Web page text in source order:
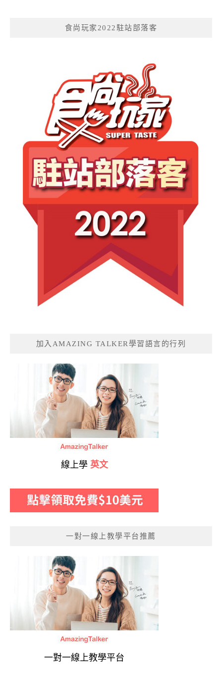
食尚玩家2022駐站部落客
加入AMAZING TALKER學習語言的行列
線上學 英文
一對一線上教學平台推薦
一對一線上教學平台